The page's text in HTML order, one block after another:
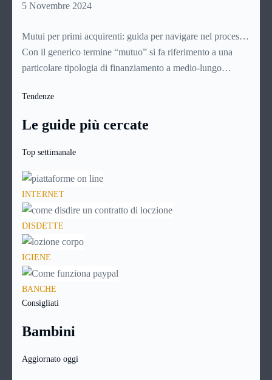
5 Novembre 2024
Mutui per primi acquirenti: guida per navigare nel processo
di acquisto della casa
Con il generico termine “mutuo” si fa riferimento a una
particolare tipologia di finanziamento a medio-lungo
anni). Si tratta di norma di un contratto a titolo oneroso: il
capitale richiesto, ma anche una certa quota a titolo di
interessi e altre spese.
Tendenze
Le guide più cercate
Top settimanale
INTERNET
DISDETTE
IGIENE
BANCHE
Consigliati
Bambini
Aggiornato oggi